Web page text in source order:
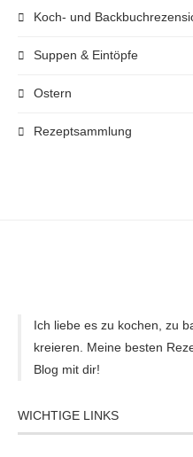
Koch- und
Suppen & Eintöpfe
Ostern
Rezeptsammlung
Ich liebe es zu kochen, zu
kreieren. Meine besten
Blog mit dir!
WICHTIGE LINKS